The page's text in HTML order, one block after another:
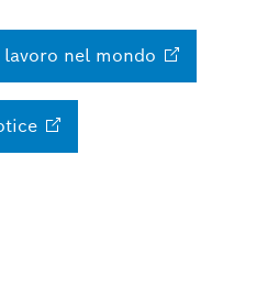
nel mondo